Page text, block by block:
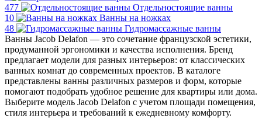
477
Отдельностоящие ванны
10
Ванны на ножках
48
Гидромассажные ванны
Ванны Jacob Delafon — это сочетание французской эстетики,
продуманной эргономики и качества исполнения. Бренд
предлагает модели для разных интерьеров: от классических
ванных комнат до современных проектов. В каталоге
представлены ванны различных размеров и форм, которые
помогают подобрать удобное решение для квартиры или дома.
Выберите модель Jacob Delafon с учетом площади помещения,
стиля интерьера и требований к ежедневному комфорту.